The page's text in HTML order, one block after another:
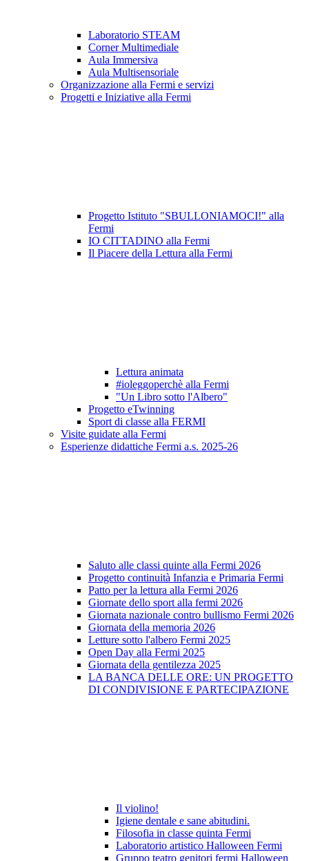
Laboratorio STEAM
Corner Multimediale
Aula Immersiva
Aula Multisensoriale
Organizzazione alla Fermi e servizi
Progetti e Iniziative alla Fermi
Progetto Istituto "SBULLONIAMOCI!" alla
Fermi
IO CITTADINO alla Fermi
Il Piacere della Lettura alla Fermi
Lettura animata
#ioleggoperchè alla Fermi
"Un Libro sotto l'Albero"
Progetto eTwinning
Sport di classe alla FERMI
Visite guidate alla Fermi
Esperienze didattiche Fermi a.s. 2025-26
Saluto alle classi quinte alla Fermi 2026
Progetto continuità Infanzia e Primaria Fermi
Patto per la lettura alla Fermi 2026
Giornate dello sport alla fermi 2026
Giornata nazionale contro bullismo Fermi 2026
Giornata della memoria 2026
Letture sotto l'albero Fermi 2025
Open Day alla Fermi 2025
Giornata della gentilezza 2025
LA BANCA DELLE ORE: UN PROGETTO
DI CONDIVISIONE E PARTECIPAZIONE
Il violino!
Igiene dentale e sane abitudini.
Filosofia in classe quinta Fermi
Laboratorio artistico Halloween Fermi
Gruppo teatro genitori fermi Halloween